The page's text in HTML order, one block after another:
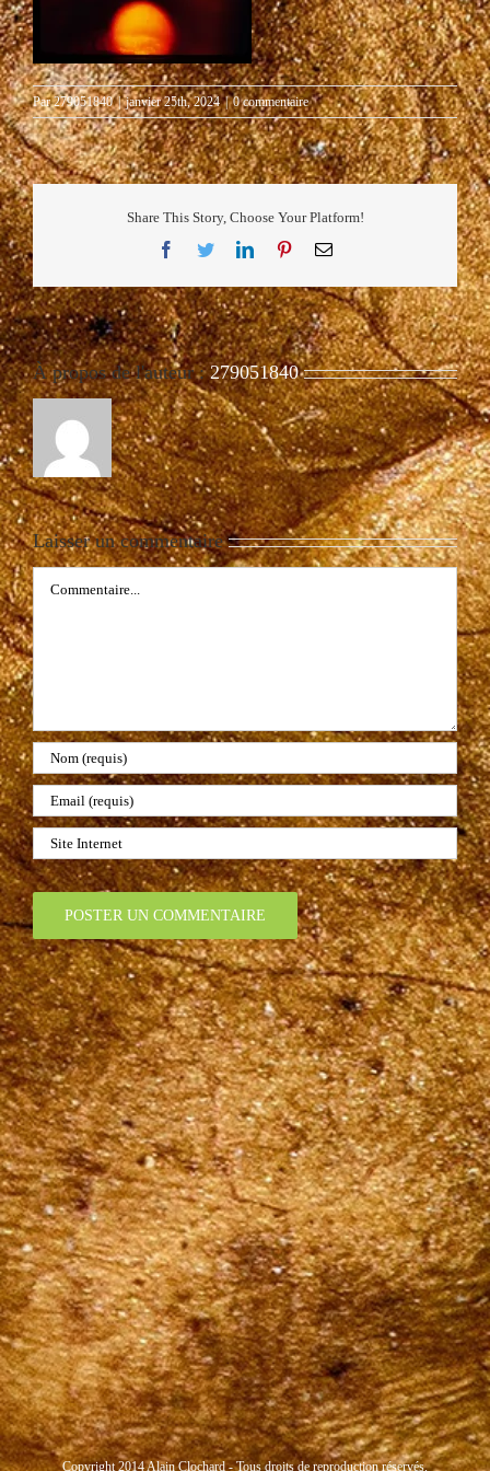
Par279051840 | janvier 25th, 2024 | 0 commentaire
Share This Story, Choose Your Platform!
Facebook
TwitterLinkedInPinterestEmail
À propos de l'auteur :279051840
Laisser un commentaire
Commentaire
Copyright 2014 Alain Clochard - Tous droits de reproduction réservés.